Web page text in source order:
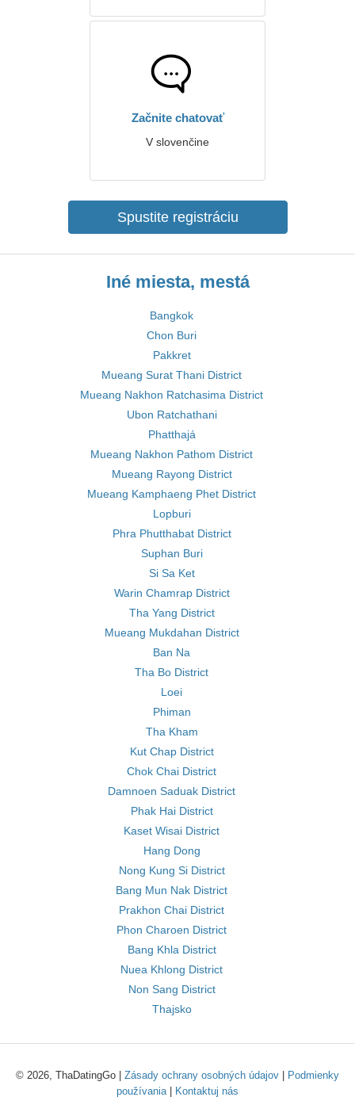
Začnite chatovať
V slovenčine
Spustite registráciu
Iné miesta, mestá
Bangkok
Chon Buri
Pakkret
Mueang Surat Thani District
Mueang Nakhon Ratchasima District
Ubon Ratchathani
Phatthajá
Mueang Nakhon Pathom District
Mueang Rayong District
Mueang Kamphaeng Phet District
Lopburi
Phra Phutthabat District
Suphan Buri
Si Sa Ket
Warin Chamrap District
Tha Yang District
Mueang Mukdahan District
Ban Na
Tha Bo District
Loei
Phiman
Tha Kham
Kut Chap District
Chok Chai District
Damnoen Saduak District
Phak Hai District
Kaset Wisai District
Hang Dong
Nong Kung Si District
Bang Mun Nak District
Prakhon Chai District
Phon Charoen District
Bang Khla District
Nuea Khlong District
Non Sang District
Thajsko
© 2026, ThaDatingGo | Zásady ochrany osobných údajov
Podmienky
používania| Kontaktuj nás